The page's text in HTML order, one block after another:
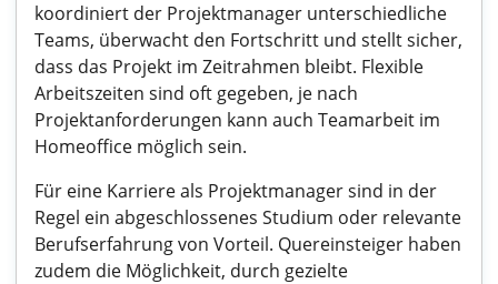
koordiniert der Projektmanager unterschiedliche
Teams, überwacht den Fortschritt und stellt sicher,
dass das Projekt im Zeitrahmen bleibt. Flexible
Arbeitszeiten sind oft gegeben, je nach
Projektanforderungen kann auch Teamarbeit im
Homeoffice möglich sein.
Für eine Karriere als Projektmanager sind in der
Regel ein abgeschlossenes Studium oder relevante
Berufserfahrung von Vorteil. Quereinsteiger haben
zudem die Möglichkeit, durch gezielte